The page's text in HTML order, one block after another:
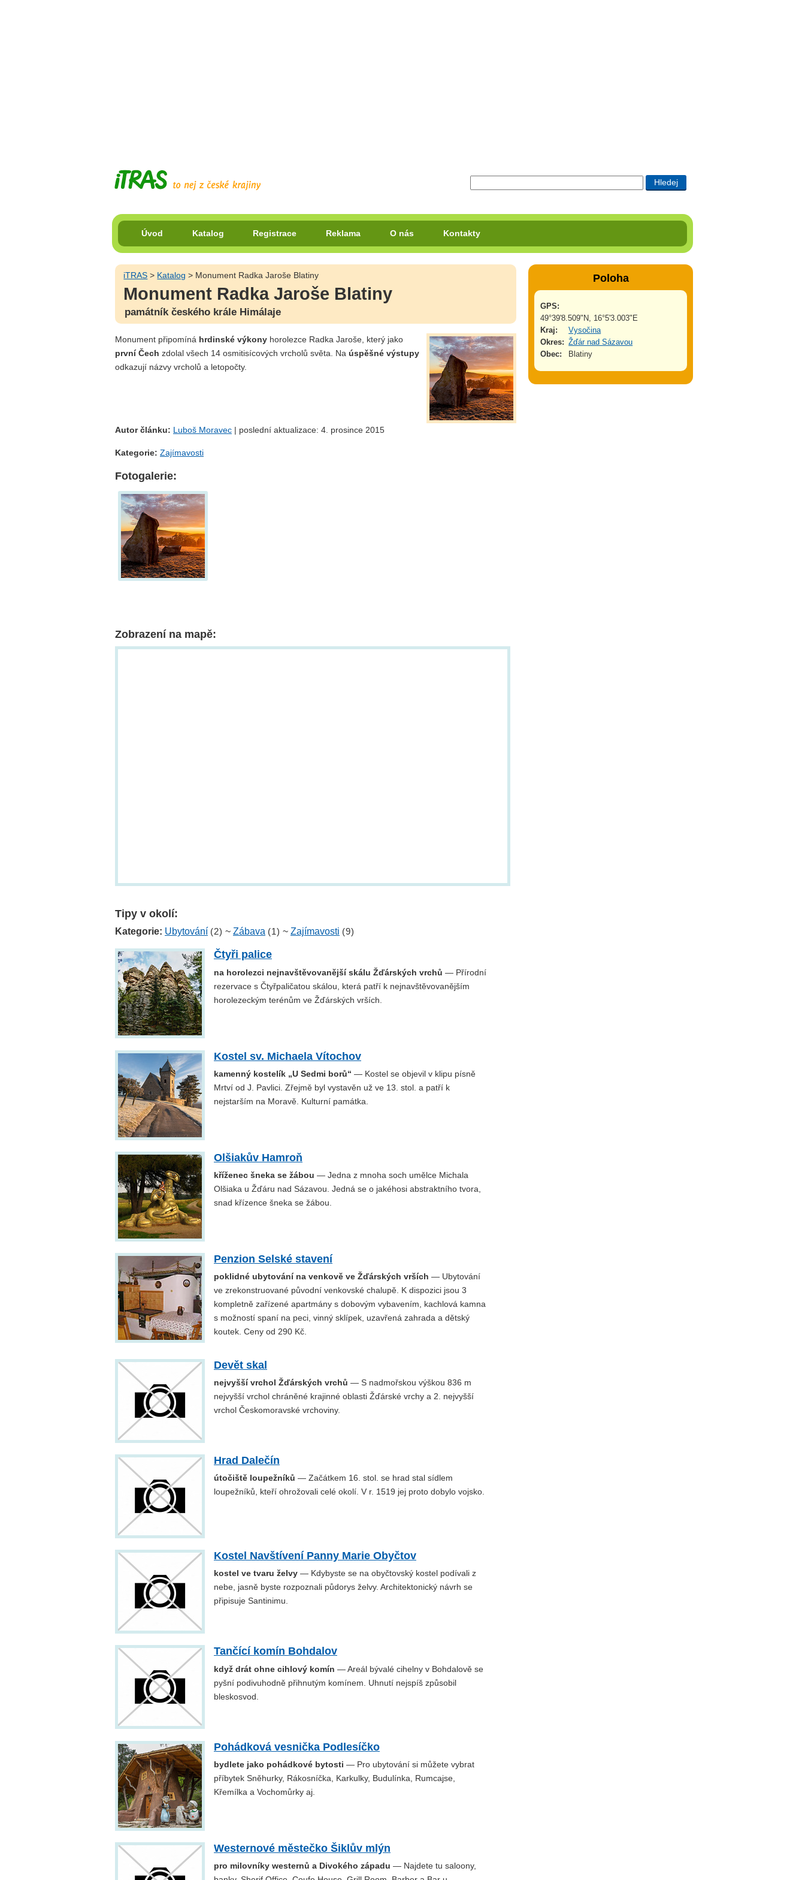
Úvod Katalog Registrace Reklama O nás Kontakty
iTRAS > Katalog > Monument Radka Jaroše Blatiny
Monument Radka Jaroše Blatiny
památník českého krále Himálaje
Monument připomíná hrdinské výkony horolezce Radka Jaroše, který jako
první Čech zdolal všech 14 osmitisícových vrcholů světa. Na úspěšné výstupy
odkazují názvy vrcholů a letopočty.
Autor článku: Luboš Moravec | poslední aktualizace: 4. prosince 2015
Kategorie: Zajímavosti
Fotogalerie:
Zobrazení na mapě:
Tipy v okolí:
Kategorie: Ubytování (2) ~ Zábava (1) ~ Zajímavosti (9)
Čtyři palice
na horolezci nejnavštěvovanější skálu Žďárských vrchů — Přírodní
rezervace s Čtyřpaličatou skálou, která patří k nejnavštěvovanějším
horolezeckým terénům ve Žďárských vrších.
Kostel sv. Michaela Vítochov
kamenný kostelík „U Sedmi borů“ — Kostel se objevil v klipu písně
Mrtví od J. Pavlici. Zřejmě byl vystavěn už ve 13. stol. a patří k
nejstarším na Moravě. Kulturní památka.
Olšiakův Hamroň
kříženec šneka se žábou — Jedna z mnoha soch umělce Michala
Olšiaka u Žďáru nad Sázavou. Jedná se o jakéhosi abstraktního tvora,
snad křízence šneka se žábou.
Penzion Selské stavení
poklidné ubytování na venkově ve Žďárských vrších — Ubytování
ve zrekonstruované původní venkovské chalupě. K dispozici jsou 3
kompletně zařízené apartmány s dobovým vybavením, kachlová kamna
s možností spaní na peci, vinný sklípek, uzavřená zahrada a dětský
koutek. Ceny od 290 Kč.
Devět skal
nejvyšší vrchol Žďárských vrchů — S nadmořskou výškou 836 m
nejvyšší vrchol chráněné krajinné oblasti Žďárské vrchy a 2. nejvyšší
vrchol Českomoravské vrchoviny.
Hrad Dalečín
útočiště loupežníků — Začátkem 16. stol. se hrad stal sídlem
loupežníků, kteří ohrožovali celé okolí. V r. 1519 jej proto dobylo vojsko.
Kostel Navštívení Panny Marie Obyčtov
kostel ve tvaru želvy — Kdybyste se na obyčtovský kostel podívali z
nebe, jasně byste rozpoznali půdorys želvy. Architektonický návrh se
připisuje Santinimu.
Tančící komín Bohdalov
když drát ohne cihlový komín — Areál bývalé cihelny v Bohdalově se
pyšní podivuhodně přihnutým komínem. Uhnutí nejspíš způsobil
bleskosvod.
Pohádková vesnička Podlesíčko
bydlete jako pohádkové bytosti — Pro ubytování si můžete vybrat
příbytek Sněhurky, Rákosníčka, Karkulky, Budulínka, Rumcajse,
Křemílka a Vochomůrky aj.
Westernové městečko Šiklův mlýn
pro milovníky westernů a Divokého západu — Najdete tu saloony,
Poloha
GPS:
49°39'8.509"N, 16°5'3.003"E
Kraj:
Vysočina
Okres: Žďár nad Sázavou
Obec:
Blatiny